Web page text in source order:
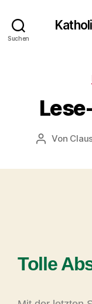
Suchen
Von
Tolle